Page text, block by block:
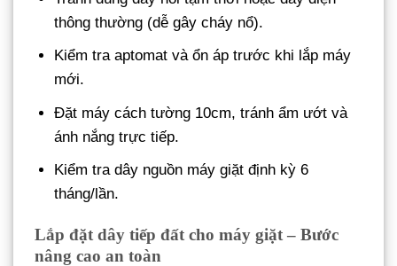
thông thường (dễ gây cháy nổ).
Kiểm tra aptomat và ổn áp trước khi lắp máy
mới.
Đặt máy cách tường 10cm, tránh ẩm ướt và
ánh nắng trực tiếp.
Kiểm tra dây nguồn máy giặt định kỳ 6
tháng/lần.
Lắp đặt dây tiếp đất cho máy giặt – Bước
nâng cao an toàn